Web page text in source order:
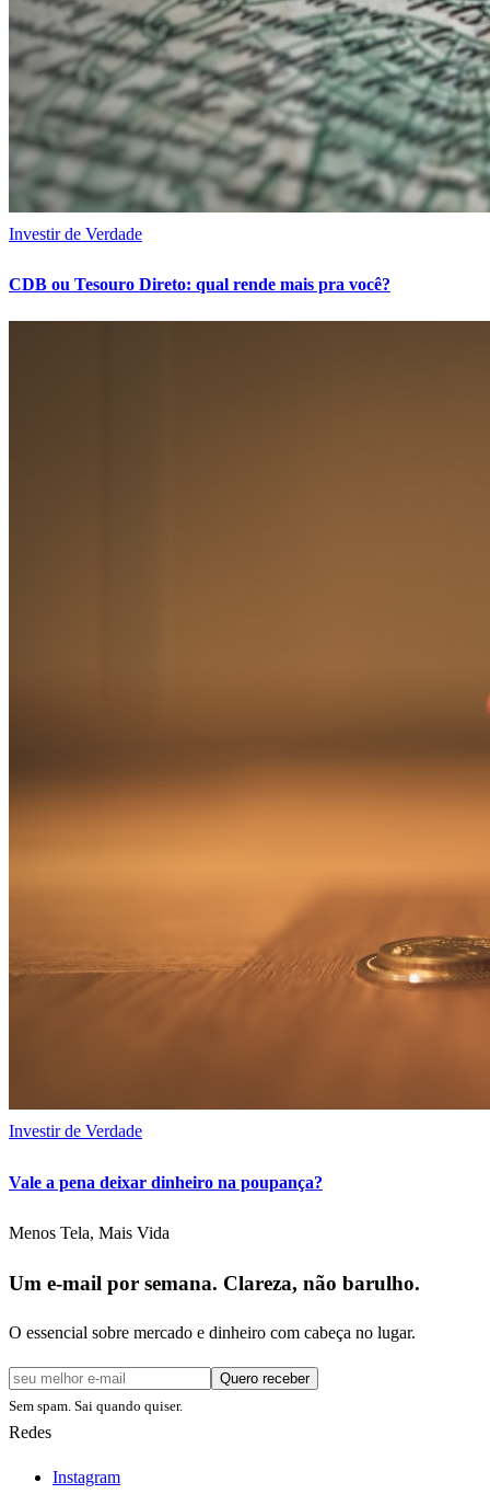
Investir de Verdade
CDB ou Tesouro Direto: qual rende mais pra você?
Investir de Verdade
Vale a pena deixar dinheiro na poupança?
Menos Tela, Mais Vida
Um e-mail por semana. Clareza, não barulho.
O essencial sobre mercado e dinheiro com cabeça no lugar.
Quero receber
Sem spam. Sai quando quiser.
Redes
Instagram